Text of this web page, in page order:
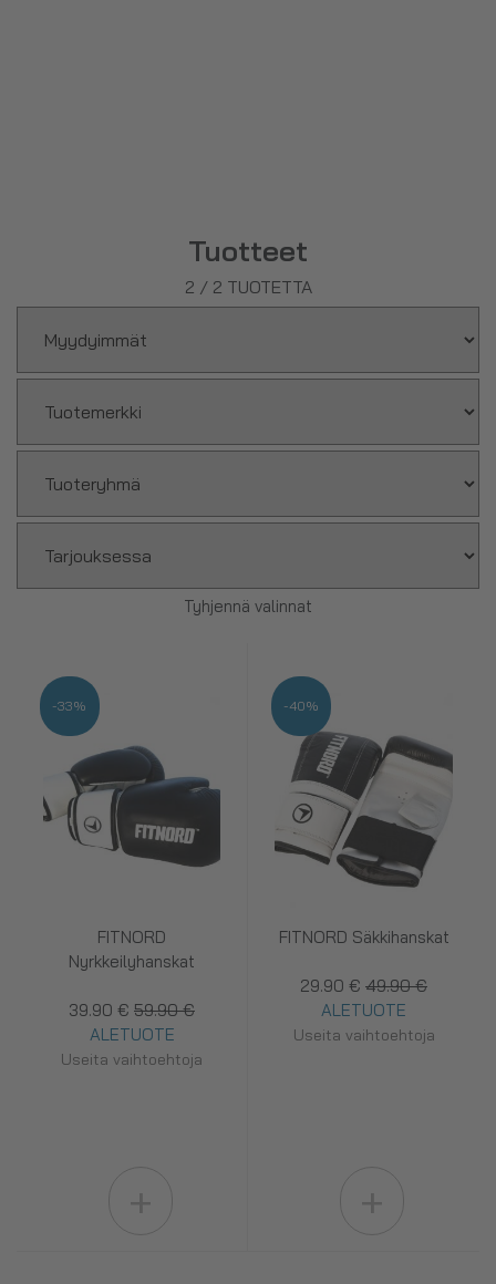
Tuotteet
2 / 2 TUOTETTA
Tyhjennä valinnat
FITNORD
Nyrkkeilyhanskat
39.90 € 59.90 €
ALETUOTE
Useita vaihtoehtoja
-33%
FITNORD Säkkihanskat
29.90 € 49.90 €
ALETUOTE
Useita vaihtoehtoja
-40%